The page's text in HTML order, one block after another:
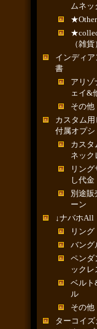
ムネッ
（雑貨
インディ
書
アリゾ
ェイ&
その他
カスタム
付属オプシ
カスタ
ネック
リン
し代金
別途販
ーン
↓ナバホAll
リング
バング
ペンダ
ックレ
ベルト
ル
その他
ターコイズ